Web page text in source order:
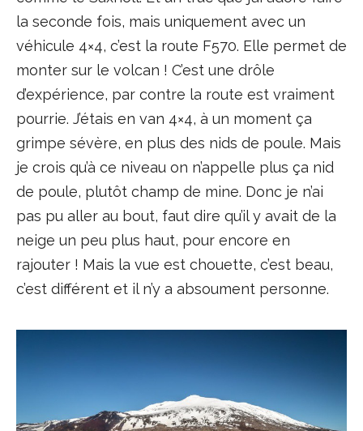
la seconde fois, mais uniquement avec un
véhicule 4×4, c’est la route F570. Elle permet de
monter sur le volcan ! C’est une drôle
d’expérience, par contre la route est vraiment
pourrie. J’étais en van 4×4, à un moment ça
grimpe sévère, en plus des nids de poule. Mais
je crois qu’à ce niveau on n’appelle plus ça nid
de poule, plutôt champ de mine. Donc je n’ai
pas pu aller au bout, faut dire qu’il y avait de la
neige un peu plus haut, pour encore en
rajouter ! Mais la vue est chouette, c’est beau,
c’est différent et il n’y a absoument personne.